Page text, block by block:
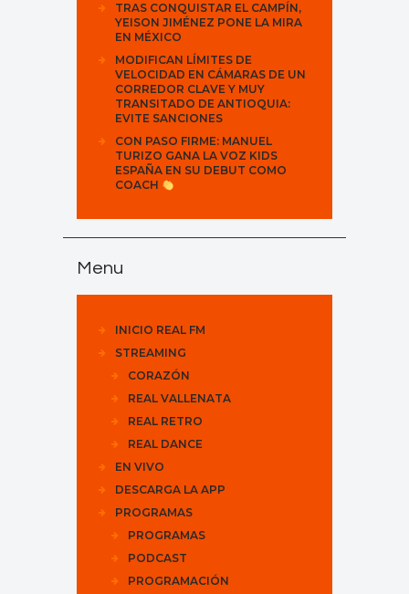
TRAS CONQUISTAR EL CAMPÍN,
YEISON JIMÉNEZ PONE LA MIRA
EN MÉXICO
MODIFICAN LÍMITES DE
VELOCIDAD EN CÁMARAS DE UN
CORREDOR CLAVE Y MUY
TRANSITADO DE ANTIOQUIA:
EVITE SANCIONES
CON PASO FIRME: MANUEL
TURIZO GANA LA VOZ KIDS
ESPAÑA EN SU DEBUT COMO
COACH
Menu
INICIO REAL FM
STREAMING
CORAZÓN
REAL VALLENATA
REAL RETRO
REAL DANCE
EN VIVO
DESCARGA LA APP
PROGRAMAS
PROGRAMAS
PODCAST
PROGRAMACIÓN